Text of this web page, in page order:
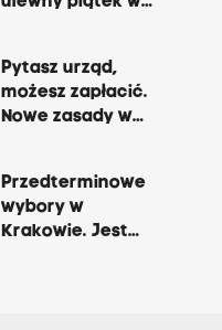
Pytasz urząd,
możesz zapłacić.
Nowe zasady w
Przedterminowe
wybory w
Krakowie. Jest